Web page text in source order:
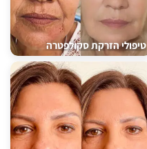
טיפולי הזרקת סקולפטרה